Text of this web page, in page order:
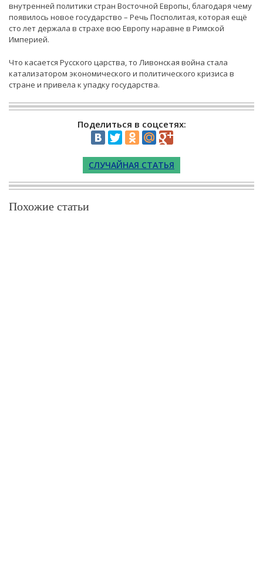
внутренней политики стран Восточной Европы, благодаря чему
появилось новое государство – Речь Посполитая, которая ещё
сто лет держала в страхе всю Европу наравне в Римской
Империей.
Что касается Русского царства, то Ливонская война стала
катализатором экономического и политического кризиса в
стране и привела к упадку государства.
Поделиться в соцсетях:
СЛУЧАЙНАЯ СТАТЬЯ
Похожие статьи